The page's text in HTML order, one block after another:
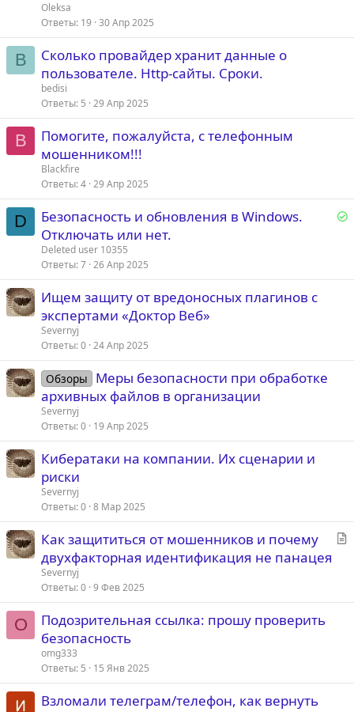
Oleksa
Ответы 19 30 Апр 2025
B
Сколько провайдер хранит данные о
пользователе. Http-сайты. Сроки.
bedisi
Ответы 5 29 Апр 2025
B
Помогите, пожалуйста, с телефонным
мошенником!!!
Blackfire
Ответы 4 29 Апр 2025
D
Р
н
Безопасность и обновления в Windows.
Отключать или нет.
Deleted user 10355
Ответы 7 26 Апр 2025
Ищем защиту от вредоносных плагинов с
экспертами «Доктор Веб»
Severnyj
Ответы 0 24 Апр 2025
Обзоры
Меры безопасности при обработке
архивных файлов в организации
Severnyj
Ответы 0 19 Апр 2025
Кибератаки на компании. Их сценарии и
риски
Severnyj
Ответы 0 8 Мар 2025
ь
Как защититься от мошенников и почему
двухфакторная идентификация не панацея
Severnyj
Ответы 0 9 Фев 2025
O
Подозрительная ссылка: прошу проверить
безопасность
omg333
Ответы 5 15 Янв 2025
Взломали телеграм/телефон, как вернуть